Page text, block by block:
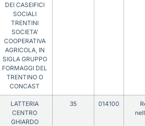
DEI CASEIFICI
SOCIALI
TRENTINI
SOCIETA’
COOPERATIVA
AGRICOLA, IN
SIGLA GRUPPO
FORMAGGI DEL
TRENTINO O
CONCAST
LATTERIA
CENTRO
GHIARDO
35 014100